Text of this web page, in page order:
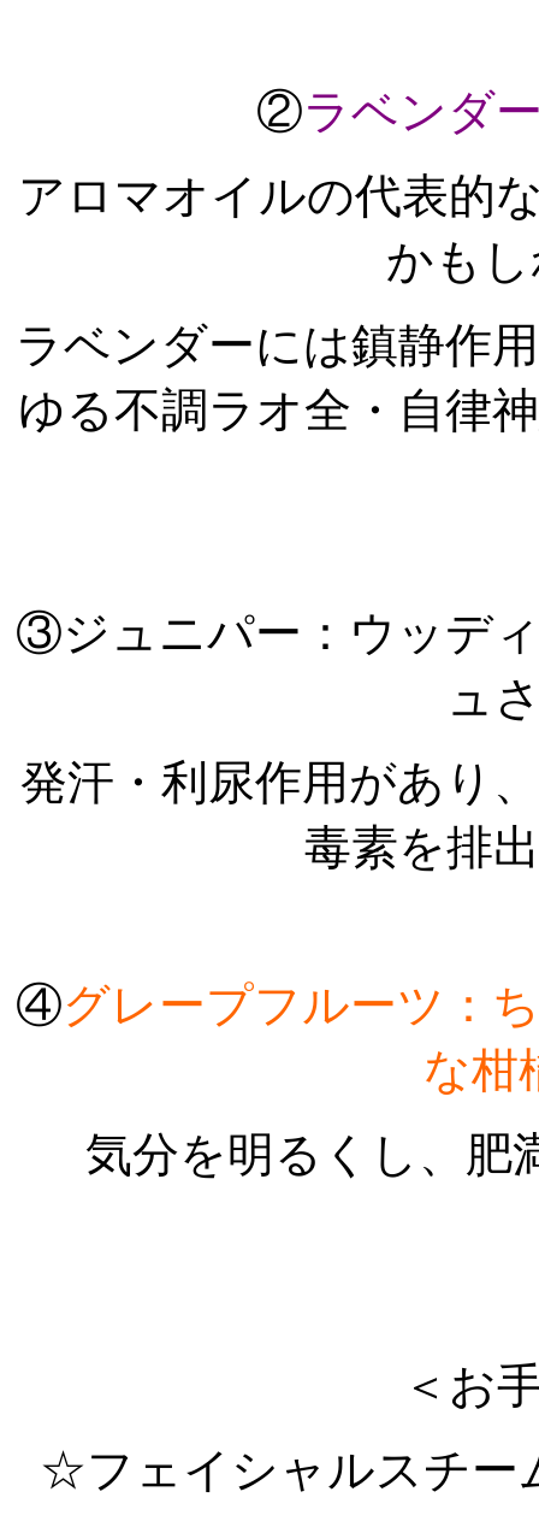
②ラベンダ
アロマオイルの代表的
かも
ラベンダーには鎮静作
ゆる不調ラオ全・自律
③ジュニパー：ウッデ
ュ
発汗・利尿作用があり
毒素を排
④グレープフルーツ：
な柑
気分を明るくし、肥
＜ お
☆フェイシャルスチー